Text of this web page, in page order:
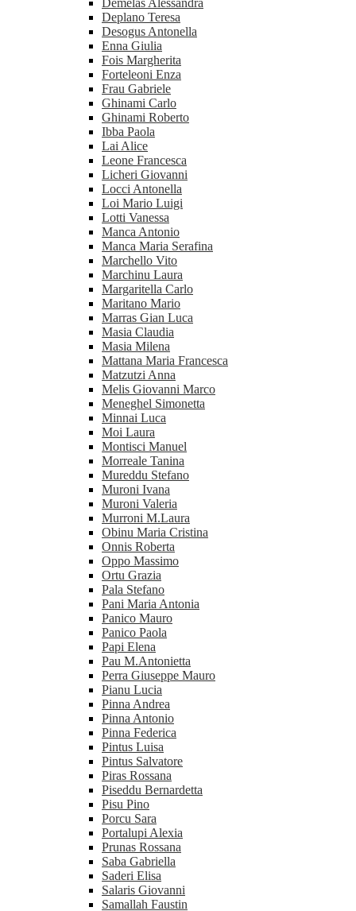
Demelas Alessandra
Deplano Teresa
Desogus Antonella
Enna Giulia
Fois Margherita
Forteleoni Enza
Frau Gabriele
Ghinami Carlo
Ghinami Roberto
Ibba Paola
Lai Alice
Leone Francesca
Licheri Giovanni
Locci Antonella
Loi Mario Luigi
Lotti Vanessa
Manca Antonio
Manca Maria Serafina
Marchello Vito
Marchinu Laura
Margaritella Carlo
Maritano Mario
Marras Gian Luca
Masia Claudia
Masia Milena
Mattana Maria Francesca
Matzutzi Anna
Melis Giovanni Marco
Meneghel Simonetta
Minnai Luca
Moi Laura
Montisci Manuel
Morreale Tanina
Mureddu Stefano
Muroni Ivana
Muroni Valeria
Murroni M.Laura
Obinu Maria Cristina
Onnis Roberta
Oppo Massimo
Ortu Grazia
Pala Stefano
Pani Maria Antonia
Panico Mauro
Panico Paola
Papi Elena
Pau M.Antonietta
Perra Giuseppe Mauro
Pianu Lucia
Pinna Andrea
Pinna Antonio
Pinna Federica
Pintus Luisa
Pintus Salvatore
Piras Rossana
Piseddu Bernardetta
Pisu Pino
Porcu Sara
Portalupi Alexia
Prunas Rossana
Saba Gabriella
Saderi Elisa
Salaris Giovanni
Samallah Faustin